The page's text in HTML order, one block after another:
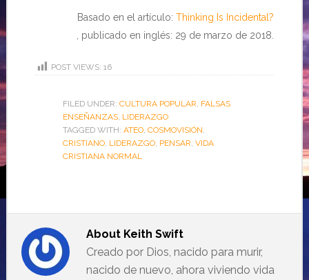
Basado en el artículo:Thinking Is Incidental?
, publicado en inglés: 29 de marzo de 2018.
POST VIEWS: 16
FILED UNDER: CULTURA POPULAR FALSAS
ENSEÑANZAS, LIDERAZGO
TAGGED WITH: ATEO, COSMOVISIÓN
CRISTIANO, LIDERAZGO, PENSAR VIDA
CRISTIANA NORMAL
About Keith Swift
Creado por Dios, nacido para murir,
nacido de nuevo, ahora viviendo vida